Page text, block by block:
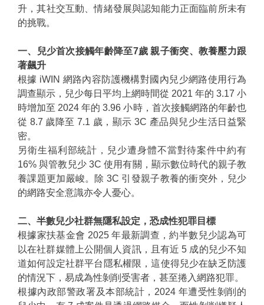
升，其社交互動、情緒發展與認知能力正面臨前所未有
的挑戰。
一、兒少首次接觸年齡降至7歲 親子衝突、教養壓力跟
著飆升
根據 iWIN 網路內容防護機構對國內兒少網路使用行為
調查顯示，兒少每日平均上網時間從 2021 年的 3.17 小
時增加至 2024 年的 3.96 小時，首次接觸網路的年齡也
從 8.7 歲降至 7.1 歲，顯示 3C 產品與兒少生活日益緊
密。
另衛生福利部統計，兒少遭身體不當對待案件中約有
16% 與管教兒少 3C 使用有關，顯示數位時代的親子教
養課題更加嚴峻。除 3C 引發親子教養的衝突外，兒少
的網路安全意識亦令人憂心。
二、半數兒少社群無隱私設定，恐成性犯罪目標
根據家扶基金會 2025 年最新調查，約半數兒少認為可
以在社群媒體上公開個人資訊，且有近 5 成的兒少不知
道如何設定社群平台隱私權限，這使得兒少在缺乏防護
的情況下，易成為性剝削受害者，甚至捲入網路犯罪。
根據內政部警政署及本部統計，2024 年遭受性剝削的